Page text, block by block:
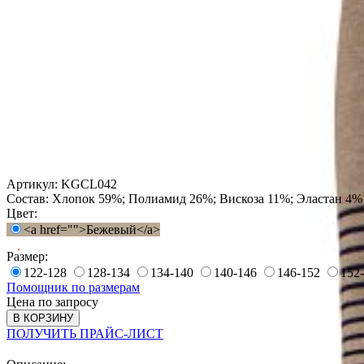
Артикул: KGCL042
Состав: Хлопок 59%; Полиамид 26%; Вискоза 11%; Эластан 4%
Цвет:
<a href="">Бежевый</a>
Размер:
122-128
128-134 134-140 140-146 146-152
Помощник по размерам
Цена по запросу
В КОРЗИНУ
ПОЛУЧИТЬ ПРАЙС-ЛИСТ